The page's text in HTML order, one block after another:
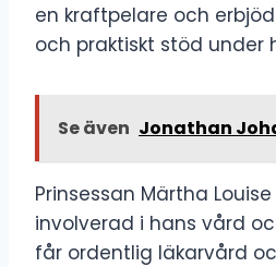
en kraftpelare och
och praktiskt stöd under
Se även Jonathan
Prinsessan Märtha
involverad i hans vård
får ordentlig läkarvård